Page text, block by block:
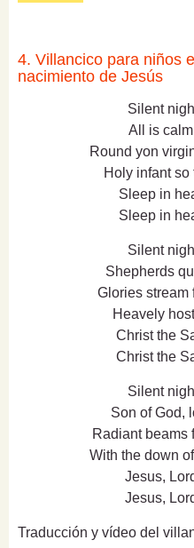
4. Villancico para niños
nacimiento de Jesús
Silent
All is
Round yon
Holy infant so
Sleep in
Sleep in
Silent
Shepherds
Glories stream
Heavely
Christ the
Christ the
Silent
Son of God,
Radiant beams
With the down
Jesus,
Jesus,
Traducción y vídeo del